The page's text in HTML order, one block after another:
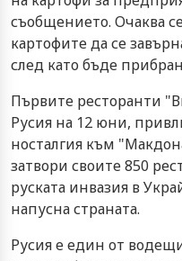
съобщението. Очаква
картофите да се
след като бъде
Първите ресторанти
Русия на 12 юни,
носталгия към
затвори своите 850
руската инвазия в
напусна страната.
Русия е един от